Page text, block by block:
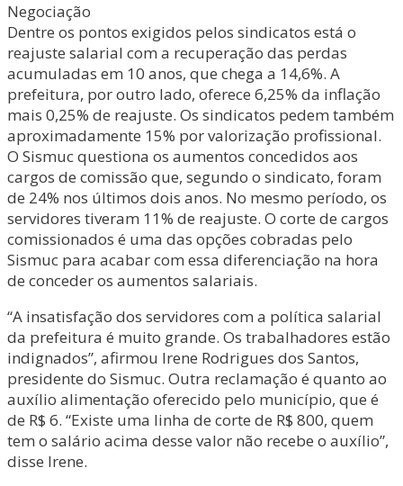
Negociação
Dentre os pontos exigidos pelos sindicatos está o
reajuste salarial com a recuperação das perdas
acumuladas em 10 anos, que chega a 14,6%. A
prefeitura, por outro lado, oferece 6,25% da inflação
mais 0,25% de reajuste. Os sindicatos pedem também
aproximadamente 15% por valorização profissional.
O Sismuc questiona os aumentos concedidos aos
cargos de comissão que, segundo o sindicato, foram
de 24% nos últimos dois anos. No mesmo período, os
servidores tiveram 11% de reajuste. O corte de cargos
comissionados é uma das opções cobradas pelo
Sismuc para acabar com essa diferenciação na hora
de conceder os aumentos salariais.
“A insatisfação dos servidores com a política salarial
da prefeitura é muito grande. Os trabalhadores estão
indignados”, afirmou Irene Rodrigues dos Santos,
presidente do Sismuc. Outra reclamação é quanto ao
auxílio alimentação oferecido pelo município, que é
de R$ 6. “Existe uma linha de corte de R$ 800, quem
tem o salário acima desse valor não recebe o auxílio”,
disse Irene.